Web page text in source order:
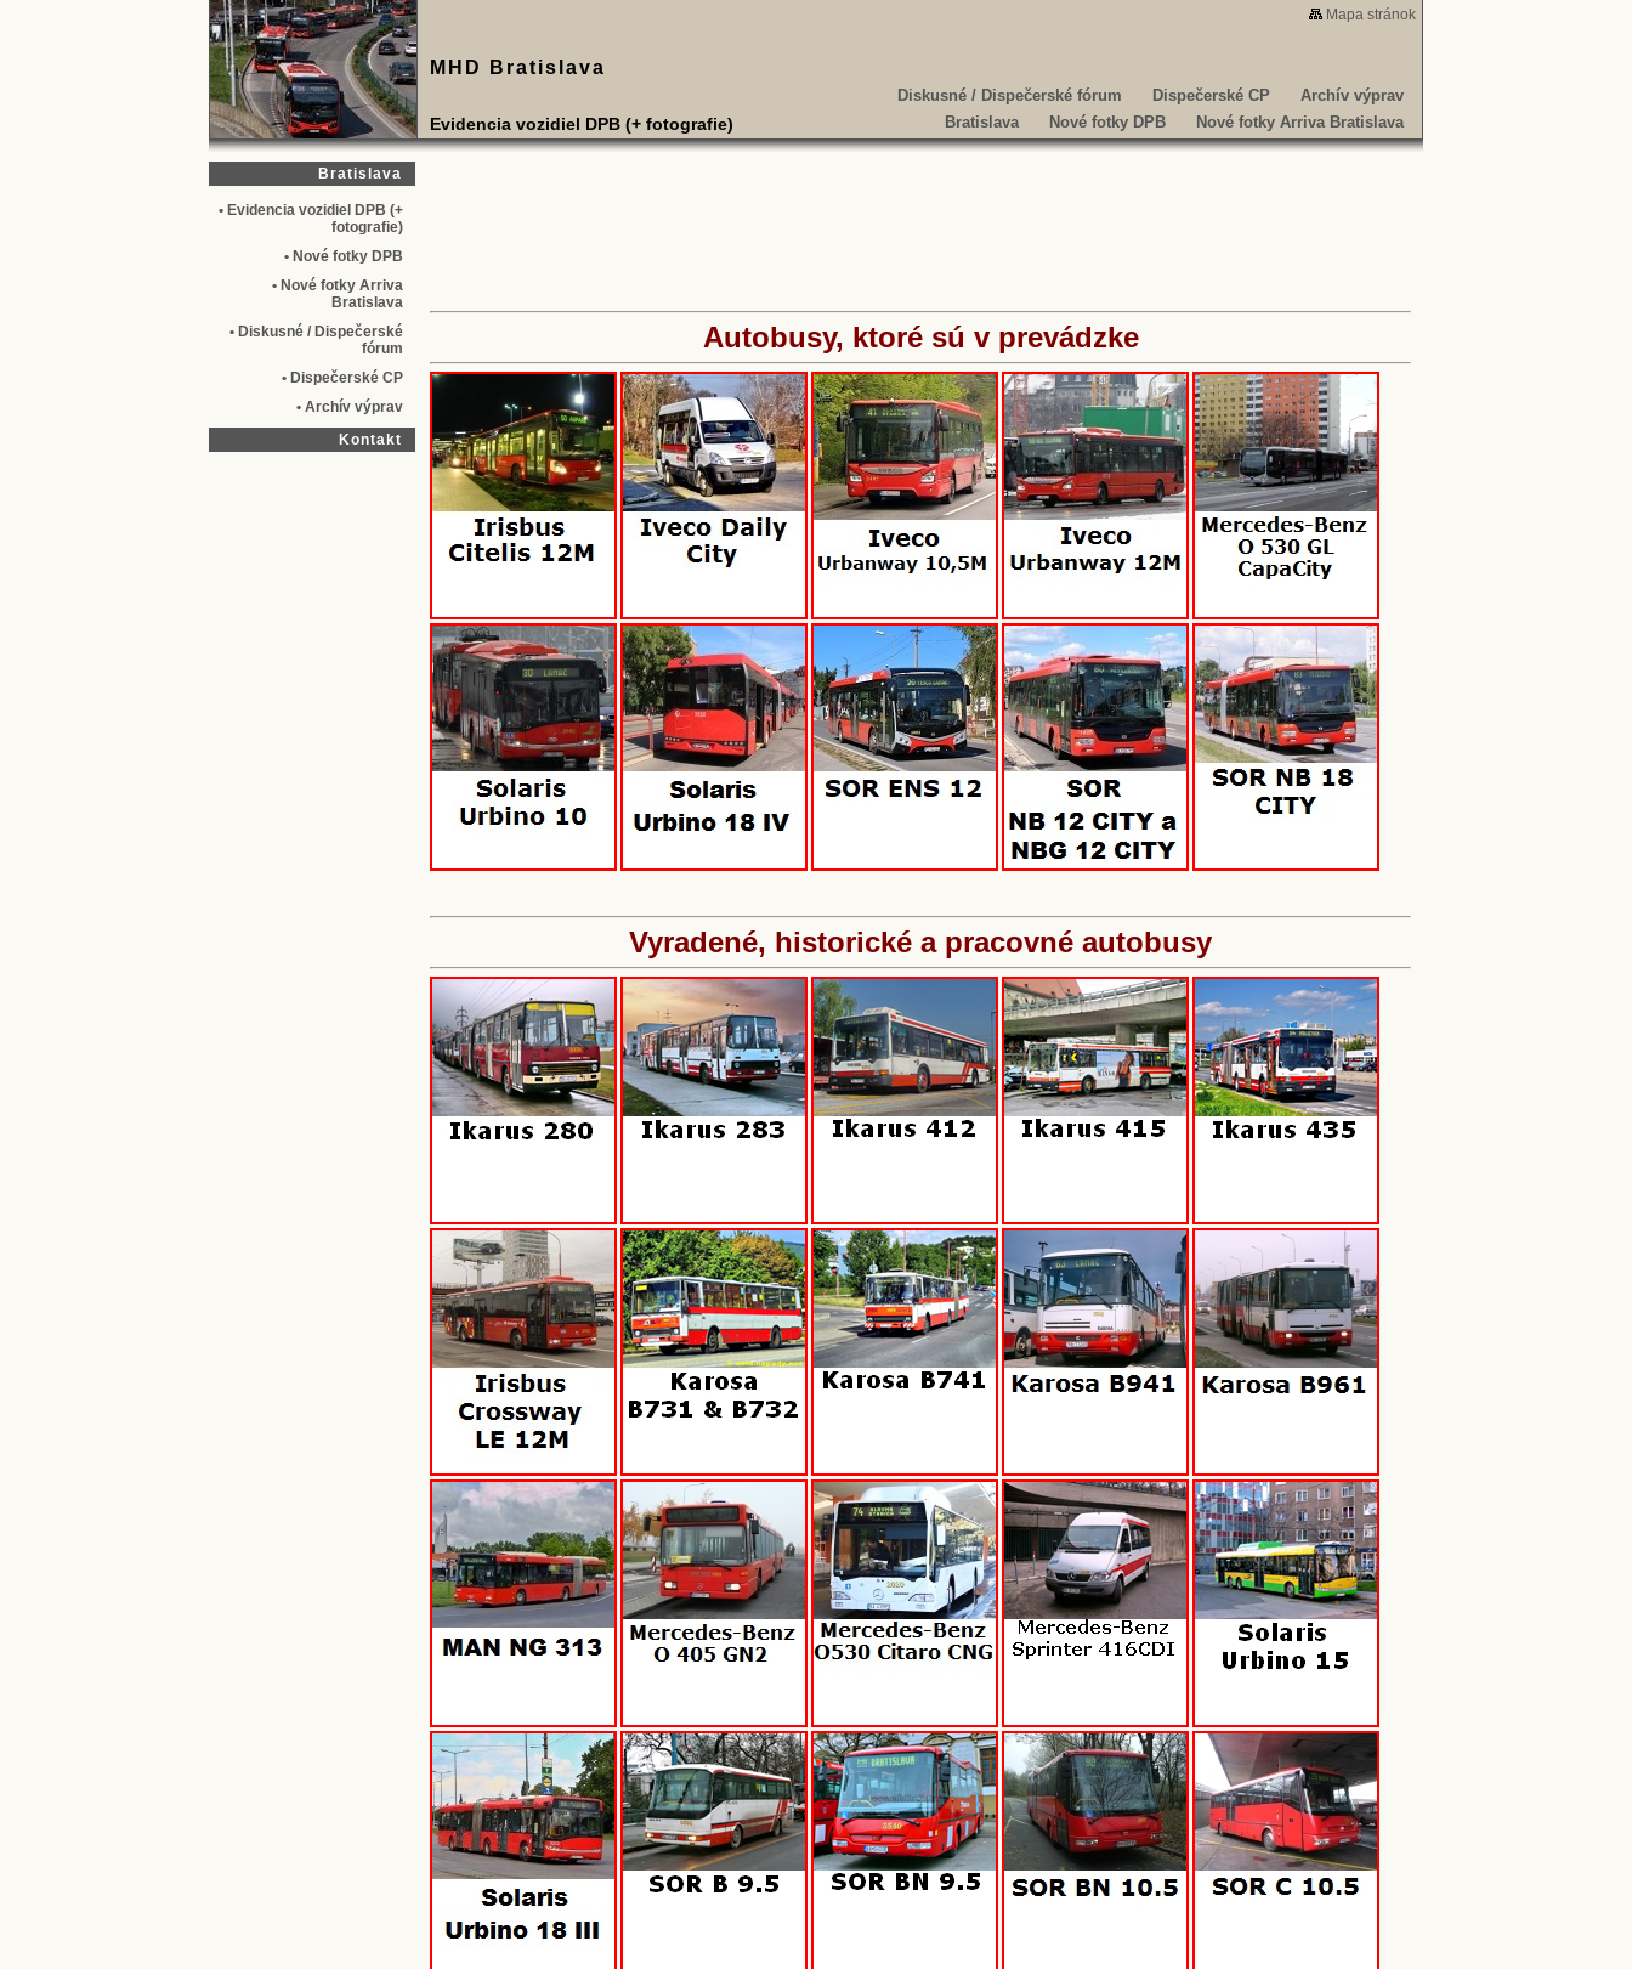
Mapa stránok
MHD Bratislava
Evidencia vozidiel DPB (+ fotografie)
Archív výprav
Dispečerské CP
Diskusné / Dispečerské fórum
Nové fotky Arriva Bratislava
Nové fotky DPB
Bratislava
Bratislava
• Evidencia vozidiel DPB (+
fotografie)
• Nové fotky DPB
• Nové fotky Arriva
Bratislava
• Diskusné / Dispečerské
fórum
• Dispečerské CP
• Archív výprav
Kontakt
Autobusy, ktoré sú v prevádzke
Vyradené, historické a pracovné autobusy